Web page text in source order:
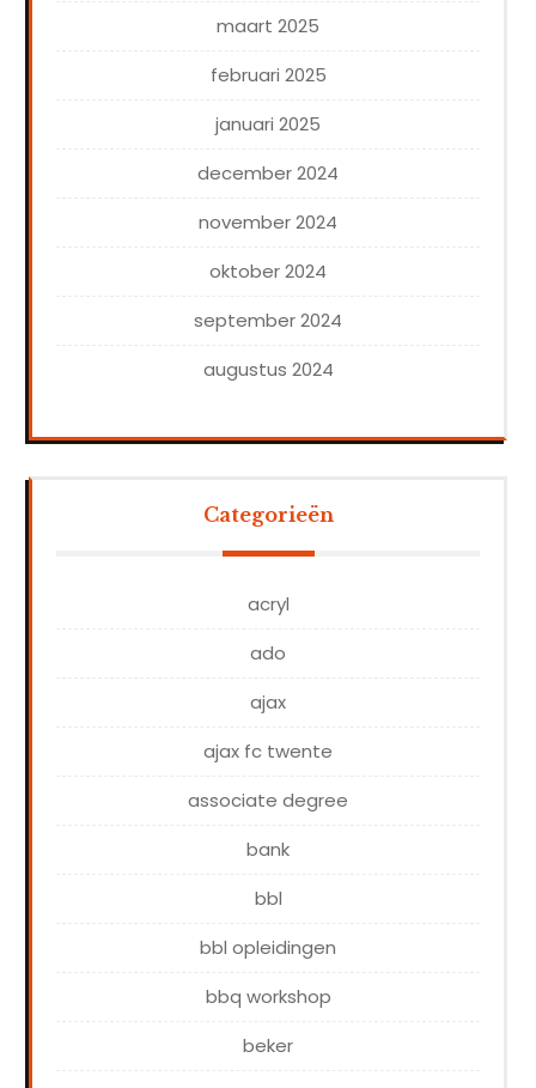
maart 2025
februari 2025
januari 2025
december 2024
november 2024
oktober 2024
september 2024
augustus 2024
Categorieën
acryl
ado
ajax
ajax fc twente
associate degree
bank
bbl
bbl opleidingen
bbq workshop
beker